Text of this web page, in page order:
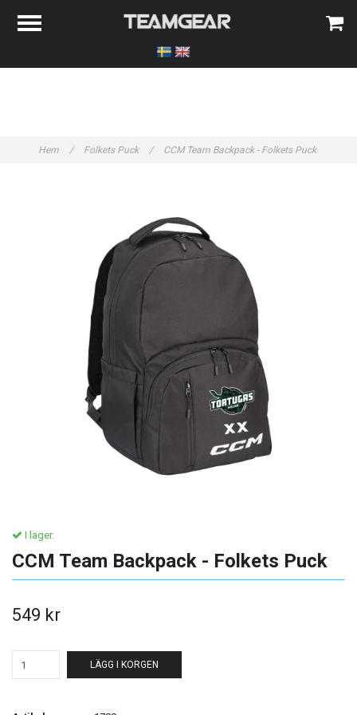
Hem / Folkets Puck / CCM Team Backpack - Folkets Puck
I lager.
CCM Team Backpack - Folkets Puck
549 kr
LÄGG I KORGEN